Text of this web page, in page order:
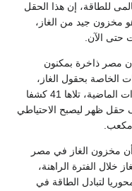
للطاقة، إن هذا الحقل
حامل سمكه 152 مترا وهو مخزون جيد من الغاز،
الآن.
مصر ذاخرة بمكنون
الخاصة بحقول الغاز،
موضحا أنه كان هناك 75 كشفا خلال السنوات الماضية، تلاها 41 كشفا
عام 2015 تم اكتشاف حقل ظهر ليصبح الاحتياطي
مخزون الغاز في مصر
الغاز خلال الفترة الراهنة،
لتبادل الطاقة في